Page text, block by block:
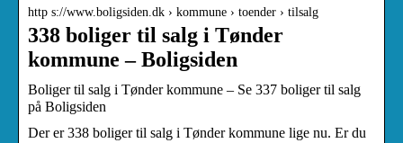
http s://www.boligsiden.dk › kommune › toender › tilsalg
338 boliger til salg i Tønder
kommune – Boligsiden
Boliger til salg i Tønder kommune – Se 337 boliger til salg
på Boligsiden
Der er 338 boliger til salg i Tønder kommune lige nu. Er du